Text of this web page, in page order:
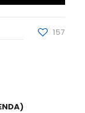
157